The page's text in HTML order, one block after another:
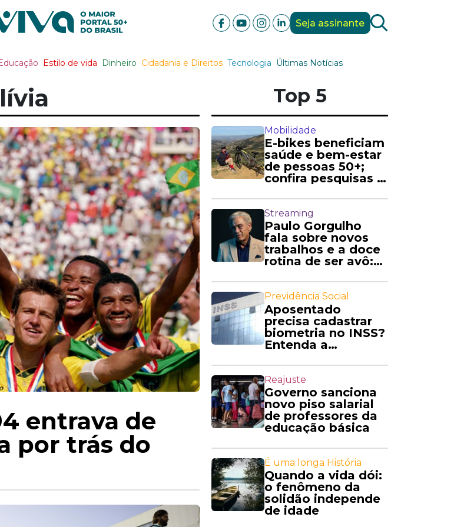
Seja assinante
Estilo de vida Dinheiro Cidadania e Direitos Tecnologia Últimas Notícias
entrava de
por trás do
Top 5
Mobilidade
E-bikes beneficiam
saúde e bem-estar
de pessoas 50+;
confira pesquisas e
Streaming
Paulo Gorgulho
fala sobre novos
trabalhos e a doce
rotina de ser avô:
Previdência Social
Aposentado
precisa cadastrar
biometria no INSS?
Entenda a
Reajuste
Governo sanciona
novo piso salarial
de professores da
educação básica
É uma longa História
Quando a vida dói:
o fenômeno da
solidão independe
de idade